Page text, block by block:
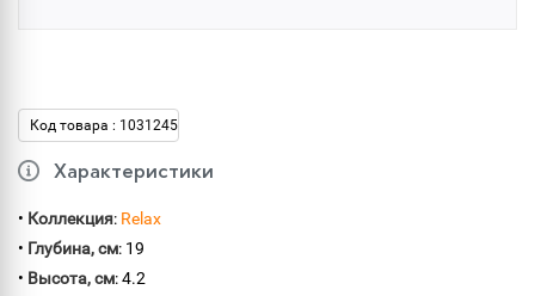
Код товара : 1031245
Характеристики
• Коллекция: Relax
• Глубина, см: 19
• Высота, см: 4.2